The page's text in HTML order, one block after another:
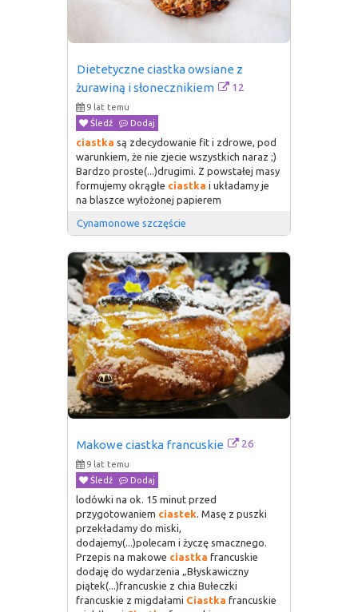
Dietetyczne ciastka owsiane z
żurawiną i słonecznikiem
12
9 lat temu
Śledź
Dodaj
ciastka są zdecydowanie fit i zdrowe, pod
warunkiem, że nie zjecie wszystkich naraz ;)
Bardzo proste(...)drugimi. Z powstałej masy
formujemy okrągłe ciastka i układamy je
na blaszce wyłożonej papierem
Cynamonowe szczęście
Makowe ciastka francuskie 26
9 lat temu
Śledź
Dodaj
lodówki na ok. 15 minut przed
przygotowaniem ciastek. Masę z puszki
przekładamy do miski,
dodajemy(...)polecam i życzę smacznego.
Przepis na makowe ciastka francuskie
dodaję do wydarzenia „Błyskawiczny
piątek(...)francuskie z chia Bułeczki
francuskie z migdałami Ciastka francuskie